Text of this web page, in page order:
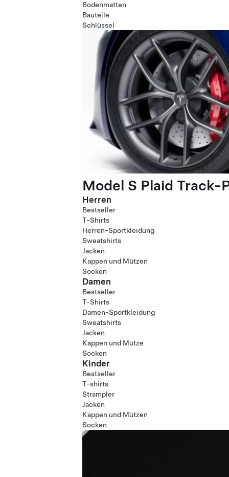
Bodenmatten
Bauteile
Schlüssel
Model S Plaid Track-
Herren
Bestseller
T-Shirts
Herren-Sportkleidung
Sweatshirts
Jacken
Kappen und Mützen
Socken
Damen
Bestseller
T-Shirts
Damen-Sportkleidung
Sweatshirts
Jacken
Kappen und Mütze
Socken
Kinder
Bestseller
T-shirts
Strampler
Jacken
Kappen und Mützen
Socken